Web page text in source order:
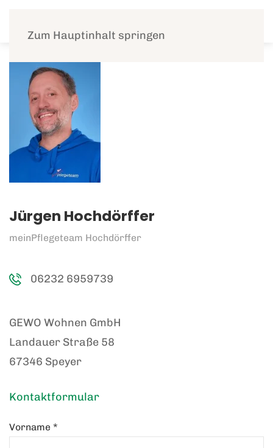
Zum Hauptinhalt springen
Jürgen Hochdörffer
meinPflegeteam Hochdörffer
06232 6959739
GEWO Wohnen GmbH
Landauer Straße 58
67346 Speyer
Kontaktformular
Vorname *